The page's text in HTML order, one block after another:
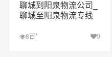
聊城到阳泉物流公司_
聊城至阳泉物流专线
8百 + 0